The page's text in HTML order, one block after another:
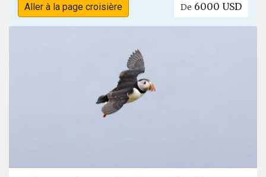
Aller à la page croisière De 6000 USD